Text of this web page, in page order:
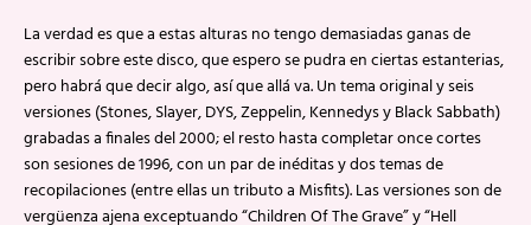
La verdad es que a estas alturas no tengo demasiadas ganas de
escribir sobre este disco, que espero se pudra en ciertas estanterias,
pero habrá que decir algo, así que allá va. Un tema original y seis
versiones (Stones, Slayer, DYS, Zeppelin, Kennedys y Black Sabbath)
grabadas a finales del 2000; el resto hasta completar once cortes
son sesiones de 1996, con un par de inéditas y dos temas de
recopilaciones (entre ellas un tributo a Misfits). Las versiones son de
vergüenza ajena exceptuando “Children Of The Grave” y “Hell